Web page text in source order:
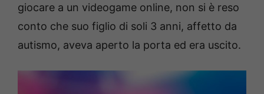
giocare a un videogame online, non si è reso
conto che suo figlio di soli 3 anni, affetto da
autismo, aveva aperto la porta ed era uscito.